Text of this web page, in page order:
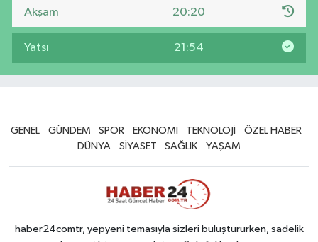
Akşam 20:20
Yatsı 21:54
GENEL GÜNDEM SPOR EKONOMİ TEKNOLOJİ
ÖZEL HABER
DÜNYA
SİYASET SAĞLIK YAŞAM
haber24comtr, yepyeni temasıyla sizleri buluştururken, sadelik